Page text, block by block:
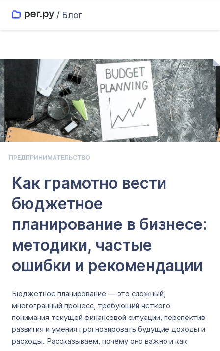
/ Блог
ПРЕДПРИНИМАТЕЛЬСТВО
Как грамотно вести
бюджетное
планирование в бизнесе:
методики, частые
ошибки и рекомендации
Бюджетное планирование — это сложный,
многогранный процесс, требующий четкого
понимания текущей финансовой ситуации, перспектив
развития и умения прогнозировать будущие доходы и
расходы. Рассказываем, почему оно важно и как